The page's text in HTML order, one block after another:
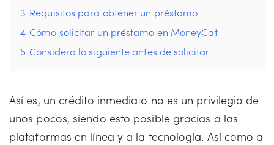
3 Requisitos para obtener un préstamo
4 Cómo solicitar un préstamo en MoneyCat
5 Considera lo siguiente antes de solicitar
Así es, un crédito inmediato no es un privilegio de
unos pocos, siendo esto posible gracias a las
plataformas en línea y a la tecnología. Así como a